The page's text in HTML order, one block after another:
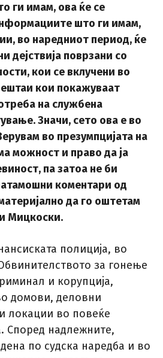
ги имам, ова ќе се
што ги имам,
во наредниот период, ќе
дејствија поврзани со
кои се вклучени во
кои покажуваат
на службена
Значи, сето ова е во
во презумпцијата на
можност и право да ја
па затоа не би
коментари од
да го оштетам
Мицкоски.
полиција, во
за гонење
и корупција,
домови, деловни
локации во повеќе
Според надлежните,
по судска наредба и во